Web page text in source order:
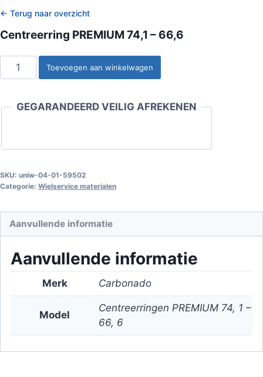
← Terug naar overzicht
Centreerring PREMIUM 74,1 – 66,6
Centreerring
PREMIUM
-
Toevoegen aan winkelwagen
GEGARANDEERD VEILIG AFREKENEN
SKU: uniw-04-01-59502
Categorie: Wielservice materialen
Aanvullende informatie
Aanvullende informatie
Merk Carbonado
Model
Centreerringen PREMIUM 74, 1 –
66, 6